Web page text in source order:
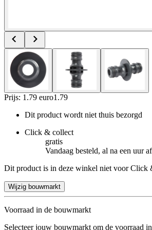
Prijs: 1.79 euro1 .79
Dit product wordt niet thuis bezorgd
Click & collect
gratis
Vandaag besteld, al na een uur
Dit product is in deze winkel niet voor Click
Wijzig bouwmarkt
Voorraad in de bouwmarkt
Selecteer jouw bouwmarkt om de voorraad